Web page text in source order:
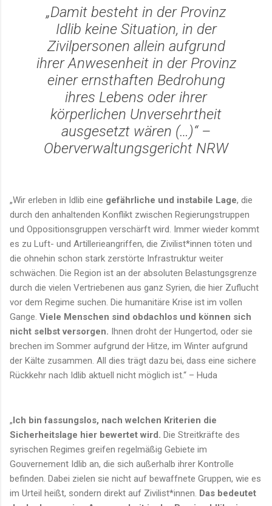
„Damit besteht in der Provinz
Idlib keine Situation, in der
Zivilpersonen allein aufgrund
ihrer Anwesenheit in der Provinz
einer ernsthaften Bedrohung
ihres Lebens oder ihrer
körperlichen Unversehrtheit
ausgesetzt wären (…)“ –
Oberverwaltungsgericht NRW
„Wir erleben in Idlib eine gefährliche und instabile Lage, die
durch den anhaltenden Konflikt zwischen Regierungstruppen
und Oppositionsgruppen verschärft wird. Immer wieder kommt
es zu Luft- und Artillerieangriffen, die Zivilist*innen töten und
die ohnehin schon stark zerstörte Infrastruktur weiter
schwächen. Die Region ist an der absoluten Belastungsgrenze
durch die vielen Vertriebenen aus ganz Syrien, die hier Zuflucht
vor dem Regime suchen. Die humanitäre Krise ist im vollen
Gange. Viele Menschen sind obdachlos und können sich
nicht selbst versorgen. Ihnen droht der Hungertod, oder sie
brechen im Sommer aufgrund der Hitze, im Winter aufgrund
der Kälte zusammen. All dies trägt dazu bei, dass eine sichere
Rückkehr nach Idlib aktuell nicht möglich ist.“ – Huda
„Ich bin fassungslos, nach welchen Kriterien die
Sicherheitslage hier bewertet wird. Die Streitkräfte des
syrischen Regimes greifen regelmäßig Gebiete im
Gouvernement Idlib an, die sich außerhalb ihrer Kontrolle
befinden. Dabei zielen sie nicht auf bewaffnete Gruppen, wie es
im Urteil heißt, sondern direkt auf Zivilist*innen. Das bedeutet